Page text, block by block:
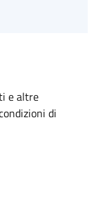
e altre
di